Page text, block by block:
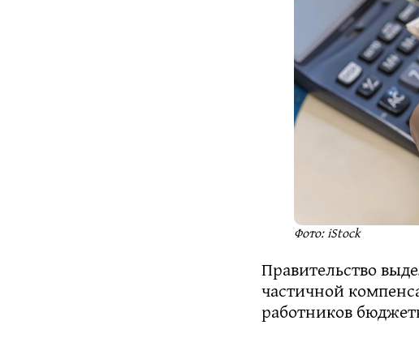
Фото: iStock
Правительство
частичной
работников